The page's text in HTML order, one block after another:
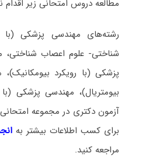
مطالعه دروس امتحانی زیر اقدام
رشته‌های مهندسی پزشکی (با
شناختی- علوم اعصاب
پزشکی (با رویکرد
بیومتریال)، مهندسی پزشکی
آزمون دکتری در مجموعه
برای کسب اطلاعات بیشتر به
مراجعه کنید.